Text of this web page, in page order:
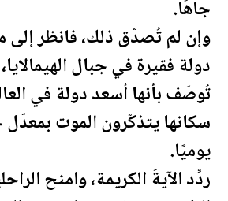
جاهًا.
وإن لم تُصدّق ذلك، فانظر إلى
دولة فقيرة في جبال
تُوصَف بأنها أسعد دولة في
سكانها يتذكّرون الموت
يوميًا.
ردِّد الآيةَ الكريمة، وامنح